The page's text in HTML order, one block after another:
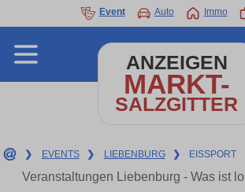
Event Auto Immo
ANZEIGEN
MARKT-
SALZGITTER
❯ EVENTS ❯ LIEBENBURG ❯ EISSPORT
Veranstaltungen Liebenburg - Was ist